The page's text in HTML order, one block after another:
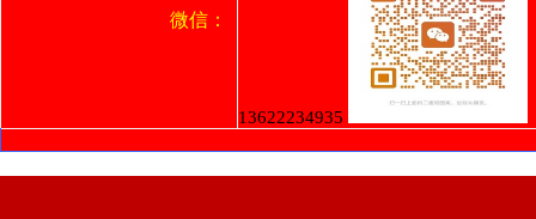
微信：
13622234935